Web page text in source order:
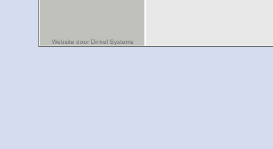
Website door Dinkel Systems